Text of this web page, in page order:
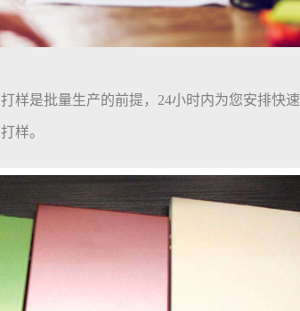
打样是批量生产的前提，24小时内为您安排快速
打样。